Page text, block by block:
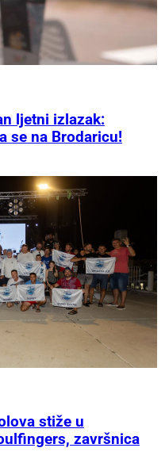
ljetni izlazak:
se na Brodaricu!
stiže u
završnica